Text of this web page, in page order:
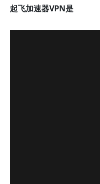
起飞加速器VPN是